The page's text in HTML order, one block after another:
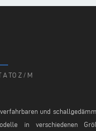
A TO Z / M
und
in verschiedenen